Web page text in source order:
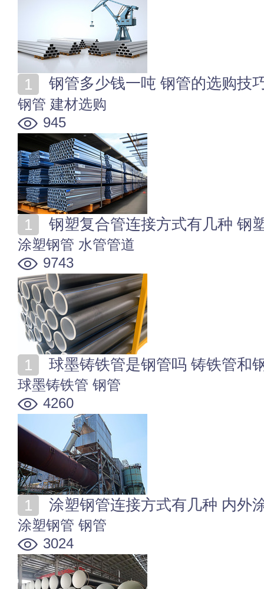
钢管多少钱一吨 钢管的选购技
钢管 建材选购
945
钢塑复合管连接方式有几种 钢
涂塑钢管 水管管道
9743
球墨铸铁管是钢管吗 铸铁管和
球墨铸铁管 钢管
4260
涂塑钢管连接方式有几种 内外
涂塑钢管 钢管
3024